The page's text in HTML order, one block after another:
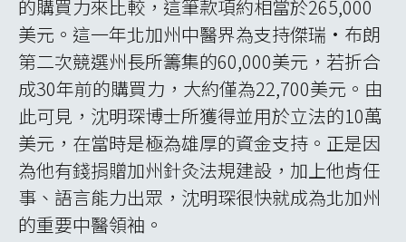
的購買力來比較，這筆款項約相當於265,000
美元。這一年北加州中醫界為支持傑瑞•布朗
第二次競選州長所籌集的60,000美元，若折合
成30年前的購買力，大約僅為22,700美元。由
此可見，沈明琛博士所獲得並用於立法的10萬
美元，在當時是極為雄厚的資金支持。正是因
為他有錢捐贈加州針灸法規建設，加上他肯任
事、語言能力出眾，沈明琛很快就成為北加州
的重要中醫領袖。